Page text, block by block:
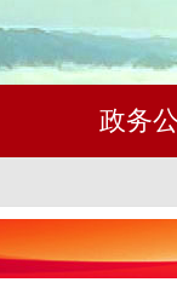
政务